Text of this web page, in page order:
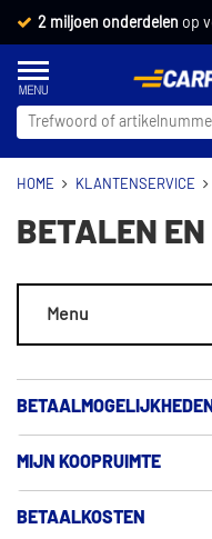
2 miljoen onderdelen op
HOME KLANTENSERVICE
BETALEN
Menu
BETAALMOGELIJKHEDEN
MIJN KOOPRUIMTE
BETAALKOSTEN